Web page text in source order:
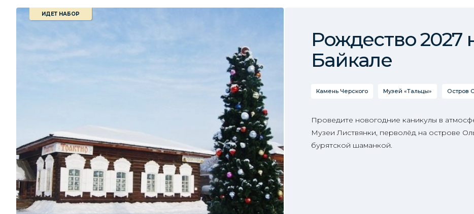
ИДЕТ НАБОР
Рождество 2027
Байкале
Камень Черского Музей «Тальцы» Остров
Проведите новогодние каникулы в
Музеи Листвянки, перволёд на острове
бурятской шаманкой.